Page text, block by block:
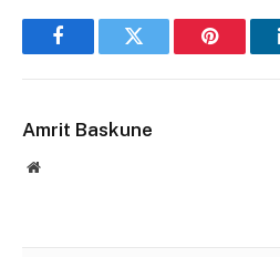
FacebookTwitter Pinterest
Amrit Baskune
Website